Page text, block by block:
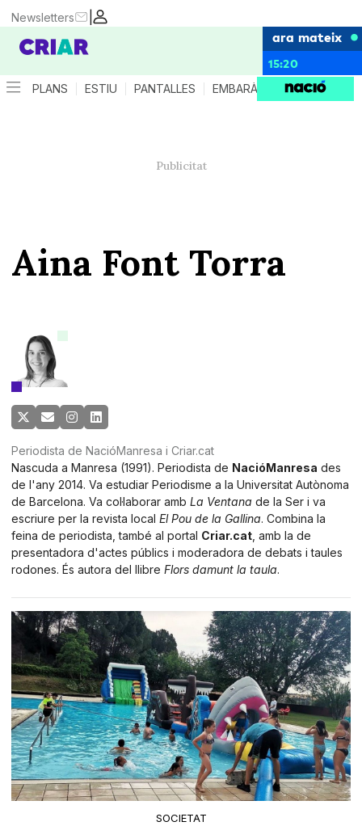
|
Newsletters
ara mateix
15:20
PLANS ESTIU PANTALLES EMBARÀS CRIANÇA
Aina Font Torra
Periodista de NacióManresa i Criar.cat
Nascuda a Manresa (1991). Periodista de NacióManresa des
de l'any 2014. Va estudiar Periodisme a la Universitat Autònoma
de Barcelona. Va col·laborar ambLa Ventana de la Ser i va
escriure per la revista localEl Pou de la Gallina. Combina la
feina de periodista, també al portal Criar.cat , amb la de
presentadora d'actes públics i moderadora de debats i taules
rodones. És autora del llibreFlors damunt la taula.
SOCIETAT